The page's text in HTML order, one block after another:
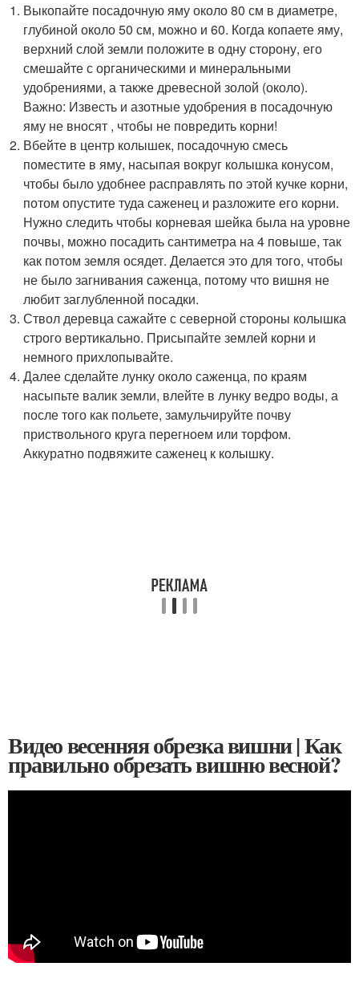
Выкопайте посадочную яму около 80 см в диаметре,
глубиной около 50 см, можно и 60. Когда копаете яму,
верхний слой земли положите в одну сторону, его
смешайте с органическими и минеральными
удобрениями, а также древесной золой (около).
Важно: Известь и азотные удобрения в посадочную
яму не вносят , чтобы не повредить корни!
Вбейте в центр колышек, посадочную смесь
поместите в яму, насыпая вокруг колышка конусом,
чтобы было удобнее расправлять по этой кучке корни,
потом опустите туда саженец и разложите его корни.
Нужно следить чтобы корневая шейка была на уровне
почвы, можно посадить сантиметра на 4 повыше, так
как потом земля осядет. Делается это для того, чтобы
не было загнивания саженца, потому что вишня не
любит заглубленной посадки.
Ствол деревца сажайте с северной стороны колышка
строго вертикально. Присыпайте землей корни и
немного прихлопывайте.
Далее сделайте лунку около саженца, по краям
насыпьте валик земли, влейте в лунку ведро воды, а
после того как польете, замульчируйте почву
приствольного круга перегноем или торфом.
Аккуратно подвяжите саженец к колышку.
Видео весенняя обрезка вишни | Как
правильно обрезать вишню весной?